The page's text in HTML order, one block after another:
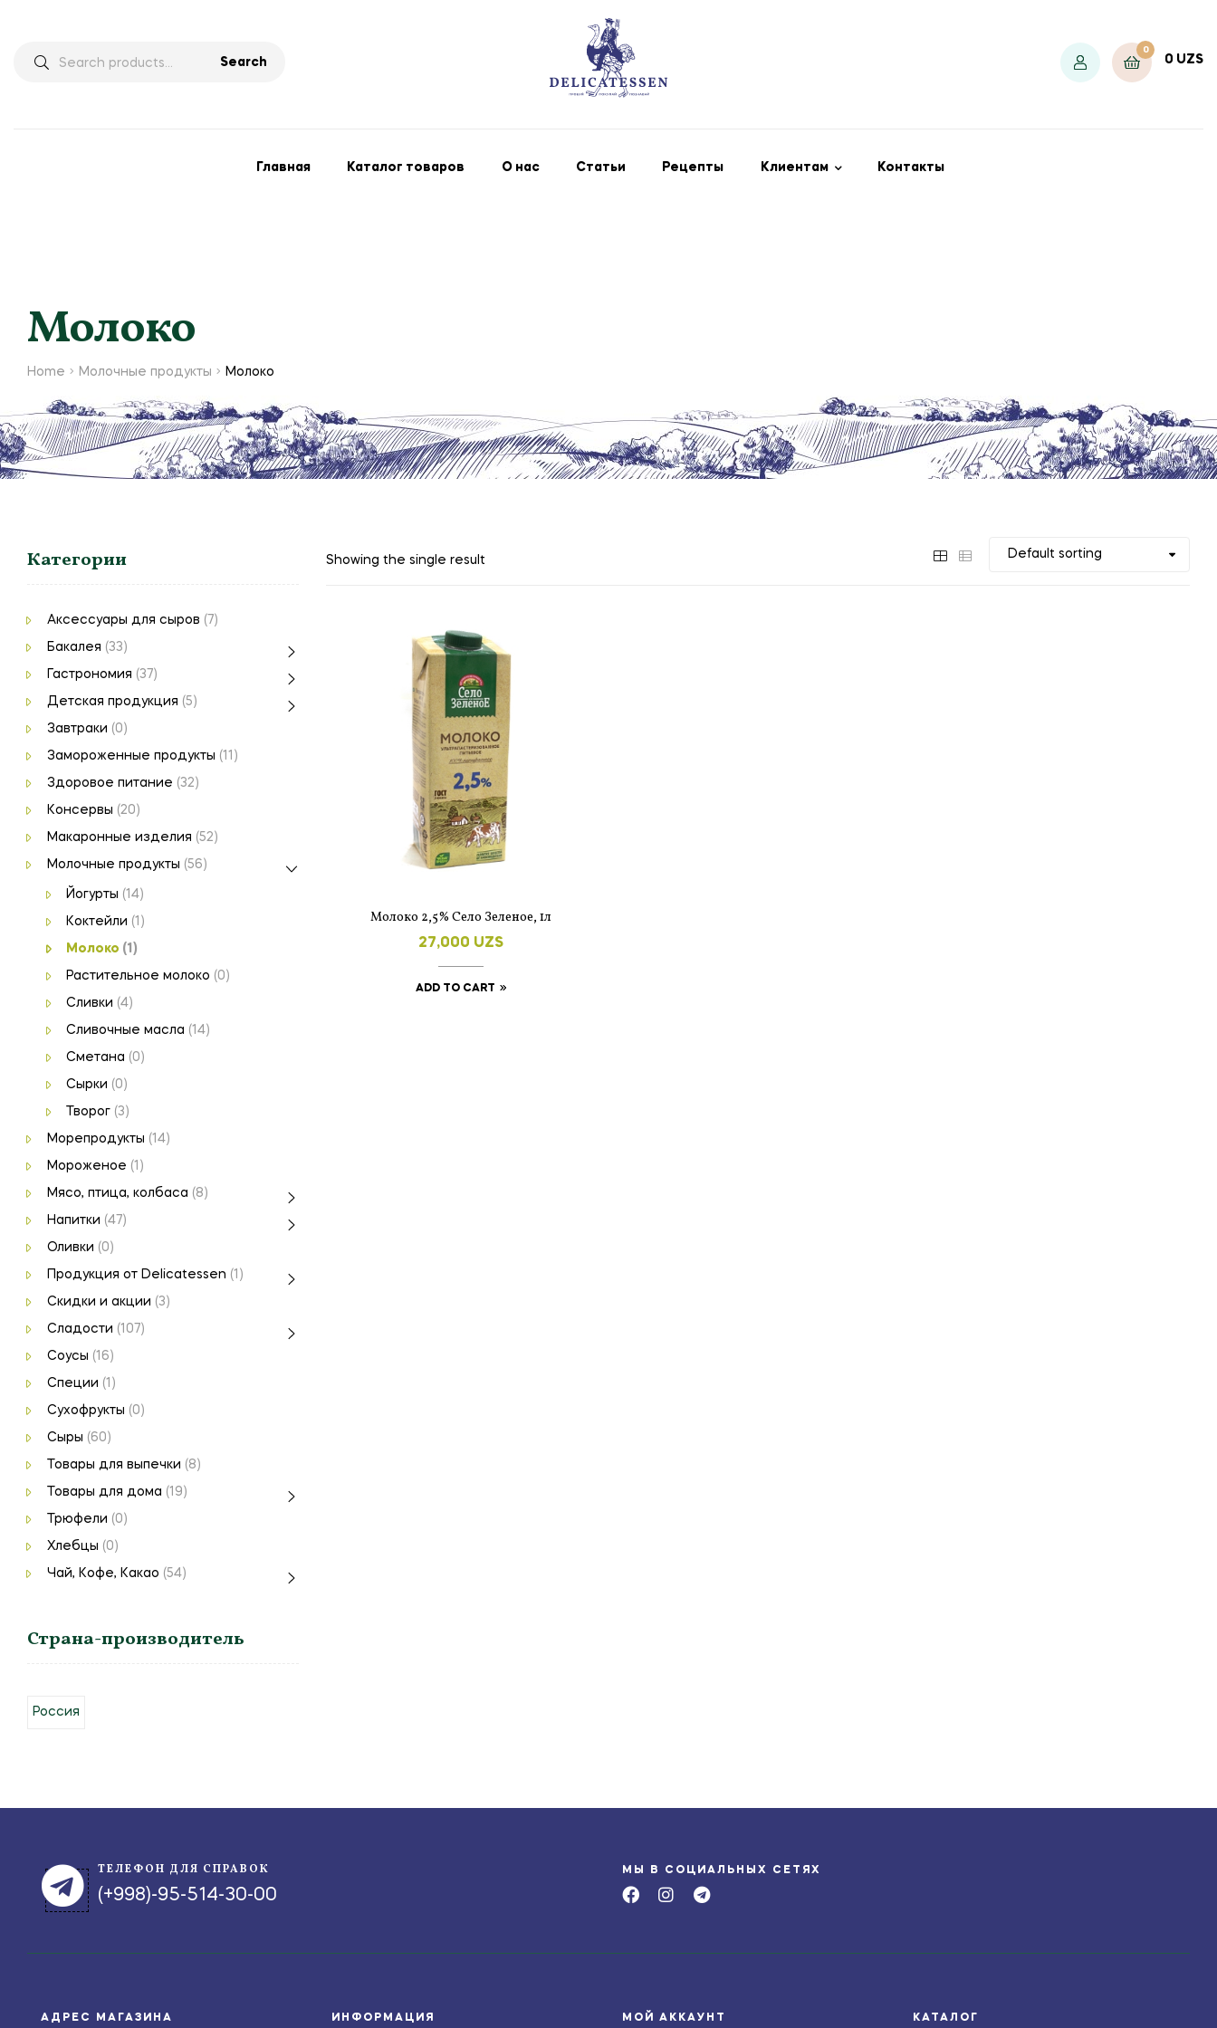
Search
0
0 UZS
Главная Каталог товаров О нас Статьи Рецепты Клиентам Контакты
Молоко
Home Молочные продукты Молоко
Showing the single result
Молоко 2,5% Село Зеленое, 1л
27,000 UZS
ADD TO CART
Категории
Аксессуары для сыров (7)
Бакалея (33)
Гастрономия (37)
Детская продукция (5)
Завтраки (0)
Замороженные продукты (11)
Здоровое питание (32)
Консервы (20)
Макаронные изделия (52)
Молочные продукты (56)
Йогурты (14)
Коктейли (1)
Молоко (1)
Растительное молоко (0)
Сливки (4)
Сливочные масла (14)
Сметана (0)
Сырки (0)
Творог (3)
Морепродукты (14)
Мороженое (1)
Мясо, птица, колбаса (8)
Напитки (47)
Оливки (0)
Продукция от Delicatessen (1)
Скидки и акции (3)
Сладости (107)
Соусы (16)
Специи (1)
Сухофрукты (0)
Сыры (60)
Товары для выпечки (8)
Товары для дома (19)
Трюфели (0)
Хлебцы (0)
Чай, Кофе, Какао (54)
Страна-производитель
Россия
ТЕЛЕФОН ДЛЯ СПРАВОК
(+998)-95-514-30-00
МЫ В СОЦИАЛЬНЫХ СЕТЯХ
АДРЕС МАГАЗИНА ИНФОРМАЦИЯ МОЙ АККАУНТ КАТАЛОГ